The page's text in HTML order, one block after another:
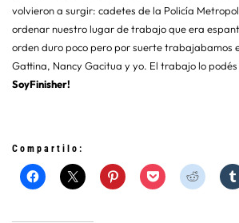
volvieron a surgir: cadetes de la Policía
ordenar nuestro lugar de trabajo que era
orden duro poco pero por suerte trabajabamos
Gattina, Nancy Gacitua y yo. El trabajo lo
SoyFinisher!
Compartilo: